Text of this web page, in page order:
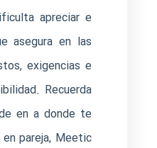
apreciar e
asegura en las
exigencias e
Recuerda
en a donde te
pareja, Meetic